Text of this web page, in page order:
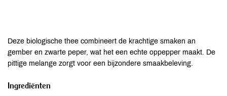
Deze biologische thee combineert de krachtige smaken an
gember en zwarte peper, wat het een echte oppepper maakt. De
pittige melange zorgt voor een bijzondere smaakbeleving.
Ingrediënten